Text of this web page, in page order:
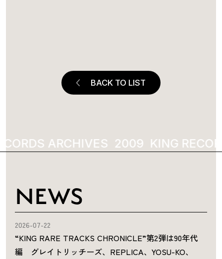
BACK TO LIST
ARCHIVES 2009 KING
NEWS
2026-07-22
“KING RARE TRACKS CHRONICLE”第2弾は90年代
編 グレイトリッチーズ、REPLICA、YOSU-KO、